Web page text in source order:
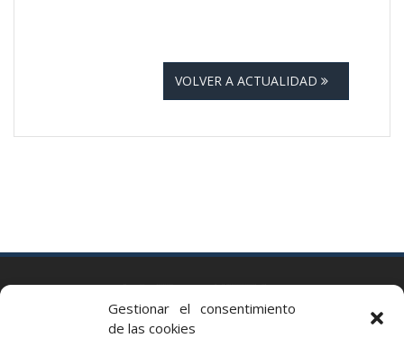
Gestionar el consentimiento
de las cookies
VOLVER A ACTUALIDAD
Via Augusta 2 bis, 3º, 08006 Barcelona